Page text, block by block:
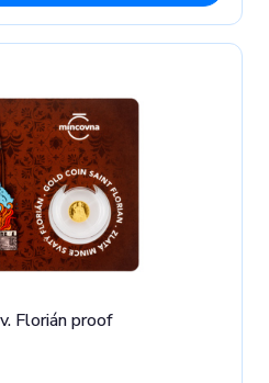
Florián proof